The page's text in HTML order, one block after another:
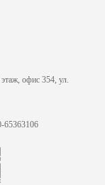
офис 354, ул.
65363106